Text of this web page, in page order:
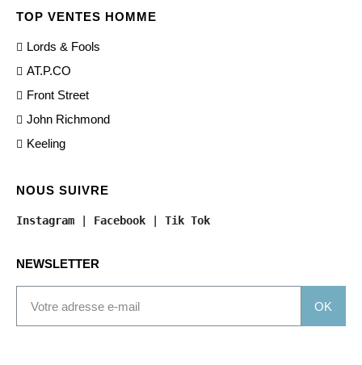
TOP VENTES HOMME
Lords & Fools
AT.P.CO
Front Street
John Richmond
Keeling
NOUS SUIVRE
Instagram Facebook Tik Tok
NEWSLETTER
OK